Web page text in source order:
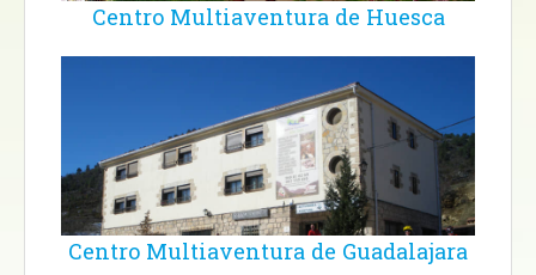
Centro Multiaventura de Huesca
Centro Multiaventura de Guadalajara